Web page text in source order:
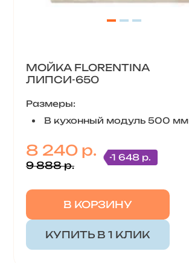
МОЙКА FLORENTINA
ЛИПСИ-650
Размеры:
В кухонный модуль 500 мм
8 240 р.
9 888 р.
-1 648 р.
В КОРЗИНУ
КУПИТЬ В 1 КЛИК